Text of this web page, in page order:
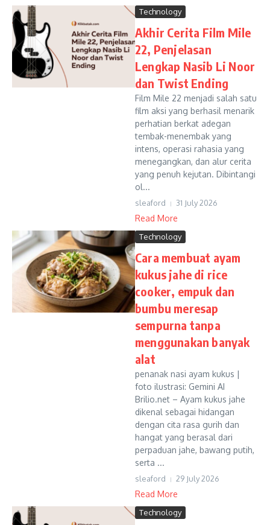
Technology
Akhir Cerita Film Mile
22, Penjelasan
Lengkap Nasib Li Noor
dan Twist Ending
Film Mile 22 menjadi salah satu
film aksi yang berhasil menarik
perhatian berkat adegan
tembak-menembak yang
intens, operasi rahasia yang
menegangkan, dan alur cerita
yang penuh kejutan. Dibintangi
ol...
sleaford 31 July 2026
Read More
Technology
Cara membuat ayam
kukus jahe di rice
cooker, empuk dan
bumbu meresap
sempurna tanpa
menggunakan banyak
alat
penanak nasi ayam kukus |
foto ilustrasi: Gemini AI
Brilio.net – Ayam kukus jahe
dikenal sebagai hidangan
dengan cita rasa gurih dan
hangat yang berasal dari
perpaduan jahe, bawang putih,
serta ...
sleaford 29 July 2026
Read More
Technology